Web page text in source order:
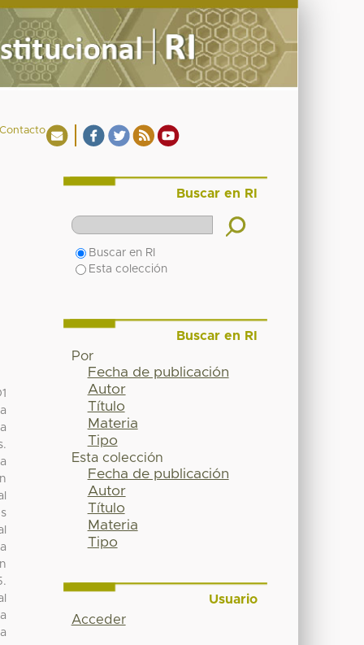
Contacto
Buscar en RI
Buscar en RI
Esta colección
Buscar en RI
Por
Fecha de publicación
Autor
Título
Materia
Tipo
Esta colección
Fecha de publicación
Autor
Título
Materia
Tipo
Usuario
Acceder